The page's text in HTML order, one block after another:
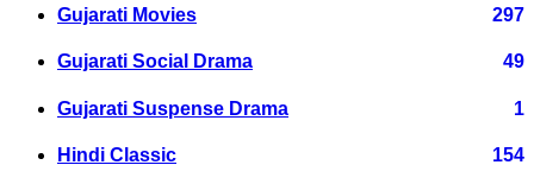
Gujarati Movies 297
Gujarati Social Drama 49
Gujarati Suspense Drama 1
Hindi Classic 154